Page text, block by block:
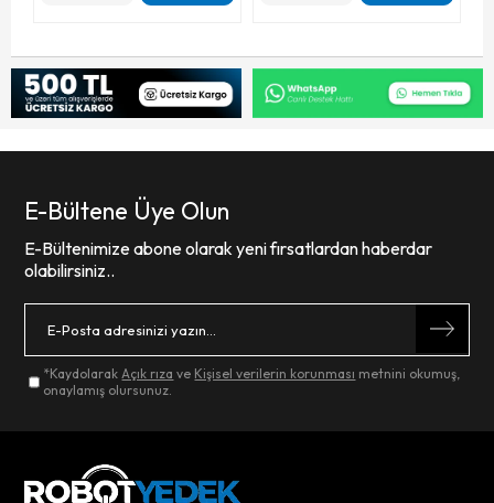
E-Bültene Üye Olun
E-Bültenimize abone olarak yeni fırsatlardan haberdar
olabilirsiniz..
*KaydolarakAçık rıza ve Kişisel verilerin korunması metnini okumuş,
onaylamış olursunuz.